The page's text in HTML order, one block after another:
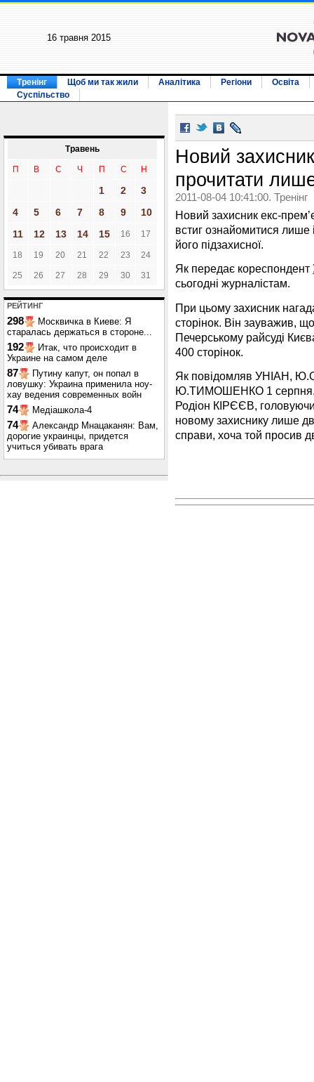
16 травня 2015
Тренінг Щоб ми так жили Аналітика Регіони
Освіта
Суспільство
Травень
П В С Ч П С Н
1 2
3
4
5 6 7 8 9
10
11
12 13 14 15 16 17
18 19 20 21 22 23 24
25 26 27 28 29 30 31
РЕЙТИНГ
298
Москвичка в Киеве: Я
старалась держаться в стороне...
192
Итак, что происходит в
Украине на самом деле
87
Путину капут, он попал в
ловушку: Украина применила ноу-
хау ведения современных войн
74 Медіашкола-4
74
Александр Мнацаканян: Вам,
дорогие украинцы, придется
учиться убивать врага
Новий
прочитати
2011-08-04 10:41:00. Тренінг
Новий захисник екс-
встиг ознайомитися лише
його підзахисної.
Як передає кореспондент
сьогодні журналістам.
При цьому захисник
сторінок. Він зауважив,
Печерському райсуді
400 сторінок.
Як повідомляв УНІАН,
Ю.ТИМОШЕНКО 1 серпня.
Родіон КІРЄЄВ,
новому захиснику лише
справи, хоча той просив